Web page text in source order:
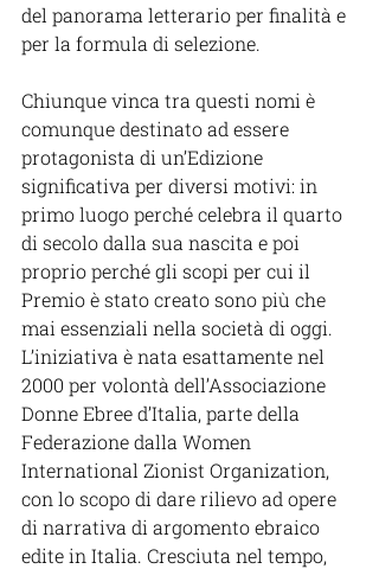
del panorama letterario per finalità e
per la formula di selezione.
Chiunque vinca tra questi nomi è
comunque destinato ad essere
protagonista di un’Edizione
significativa per diversi motivi: in
primo luogo perché celebra il quarto
di secolo dalla sua nascita e poi
proprio perché gli scopi per cui il
Premio è stato creato sono più che
mai essenziali nella società di oggi.
L’iniziativa è nata esattamente nel
2000 per volontà dell’Associazione
Donne Ebree d’Italia, parte della
Federazione dalla Women
International Zionist Organization,
con lo scopo di dare rilievo ad opere
di narrativa di argomento ebraico
edite in Italia. Cresciuta nel tempo,